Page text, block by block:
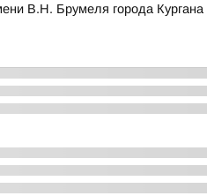
В.Н. Брумеля города